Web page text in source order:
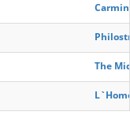
The